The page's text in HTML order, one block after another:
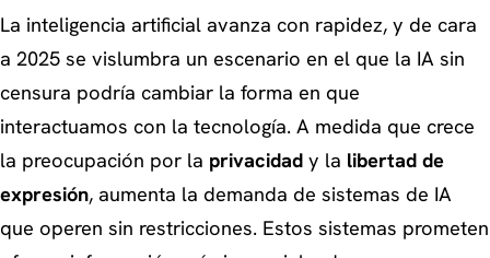
La inteligencia artificial avanza con rapidez, y de cara
a 2025 se vislumbra un escenario en el que la IA sin
censura podría cambiar la forma en que
interactuamos con la tecnología. A medida que crece
la preocupación por la privacidad y la libertad de
expresión, aumenta la demanda de sistemas de IA
que operen sin restricciones. Estos sistemas prometen